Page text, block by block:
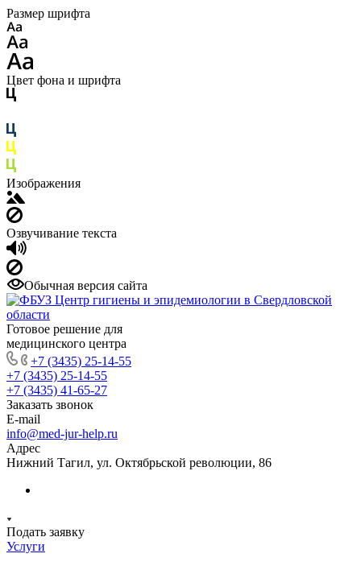
Размер шрифта
Цвет фона и шрифта
Изображения
Озвучивание текста
Обычная версия сайта
Готовое решение для
медицинского центра
+7 (3435) 25-14-55
+7 (3435) 25-14-55
+7 (3435) 41-65-27
Заказать звонок
E-mail
info@med-jur-help.ru
Адрес
Нижний Тагил, ул. Октябрьской революции, 86
Подать заявку
Услуги